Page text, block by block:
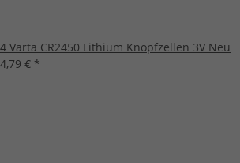
4 Varta CR2450 Lithium Knopfzellen 3V Neu
4,79 € *